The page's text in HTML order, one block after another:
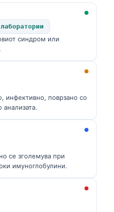
синдром или
инфективно, поврзано со
анализата.
се зголемува при
имуноглобулини.